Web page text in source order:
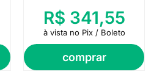
comprar
R$ 341,55
à vista no Pix / Boleto